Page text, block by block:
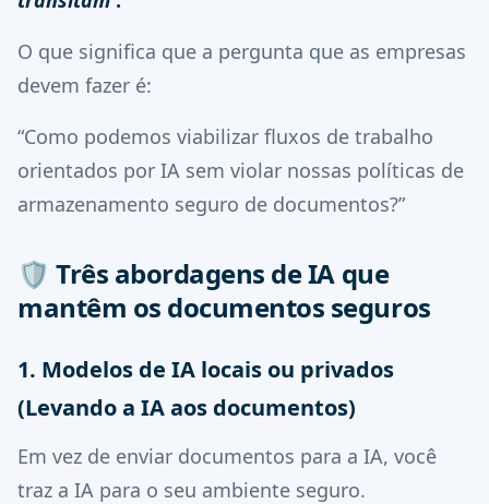
O que significa que a pergunta que as empresas
devem fazer é:
“Como podemos viabilizar fluxos de trabalho
orientados por IA sem violar nossas políticas de
armazenamento seguro de documentos?”
🛡️ Três abordagens de IA que
mantêm os documentos seguros
1. Modelos de IA locais ou privados
(Levando a IA aos documentos)
Em vez de enviar documentos para a IA, você
traz a IA para o seu ambiente seguro.